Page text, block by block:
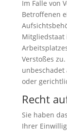
Im Falle von
Betroffenen
Mitgliedstaat
Verstoßes
oder
Recht
Sie haben
Ihrer